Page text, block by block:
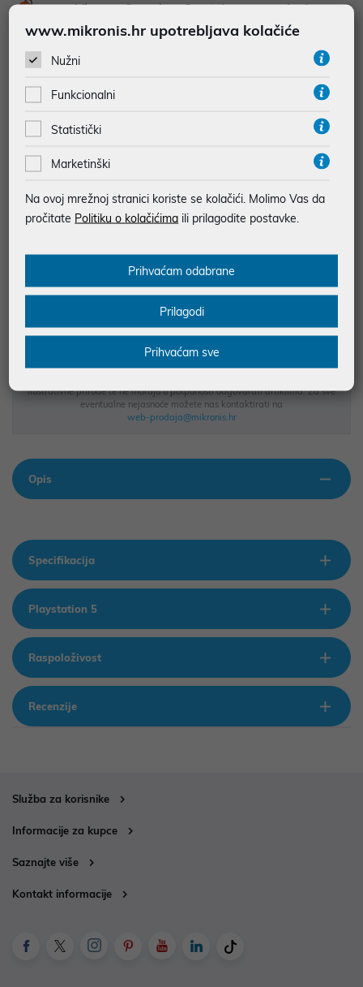
pay, Virman, Gotovina, Crypto) uz promo kod
"POPUST" , popusti se međusobno ne zbrajaju
SIGURNA KUPOVINA
BESPLATNA DOSTAVA ZA NARUDŽBE IZNAD 66,36€
Podaci uz artikle su prezentirani u dobroj namjeri. Mikronis d.o.o. ne
odgovara za eventualne pogreške nastale u opisu proizvoda, greške
ilustrativne prirode te ne moraju u potpunosti odgovarati artiklima. Za sve
eventualne nejasnoće možete nas kontaktirati na
web-prodaja@mikronis.hr
Opis
Specifikacija
Playstation 5
Raspoloživost
Recenzije
Služba za korisnike
Informacije za kupce
Saznajte više
Kontakt informacije
www.mikronis.hr upotrebljava kolačiće
Nužni
Funkcionalni
Statistički
Marketinški
Na ovoj mrežnoj stranici koriste se kolačići. Molimo Vas da
pročitate Politiku o kolačićima ili prilagodite postavke.
Prihvaćam odabrane
Prilagodi
Prihvaćam sve